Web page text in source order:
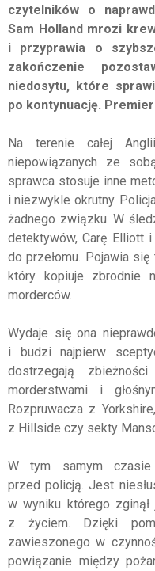
czytelników o
Sam Holland mrozi
i przyprawia o
zakończenie
niedosytu, które
po kontynuację.
Na terenie całej
niepowiązanych ze
sprawca stosuje inne
i niezwykle okrutny.
żadnego związku. W
detektywów, Carę Elliott
do przełomu. Pojawia
który kopiuje zbrodnie
morderców.
Wydaje się ona
i budzi najpierw
dostrzegają
morderstwami i
Rozpruwacza z
z Hillside czy sekty
W tym samym
przed policją. Jest
w wyniku którego
z życiem. Dzięki
zawieszonego w
powiązanie między